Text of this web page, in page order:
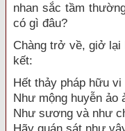
nhan sắc tầm
có gì đâu?
Chàng trở về, giở lại
kết:
Hết thảy pháp hữu vi
Như mộng huyễn ảo
Như sương và như